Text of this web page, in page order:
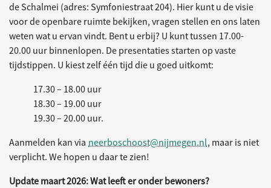
de Schalmei (adres: Symfoniestraat 204). Hier kunt u de visie
voor de openbare ruimte bekijken, vragen stellen en ons laten
weten wat u ervan vindt. Bent u erbij? U kunt tussen 17.00-
20.00 uur binnenlopen. De presentaties starten op vaste
tijdstippen. U kiest zelf één tijd die u goed uitkomt:
17.30 – 18.00 uur
18.30 – 19.00 uur
19.30 – 20.00 uur.
Aanmelden kan via neerboschoost@nijmegen.nl, maar is niet
verplicht. We hopen u daar te zien!
Update maart 2026: Wat leeft er onder bewoners?